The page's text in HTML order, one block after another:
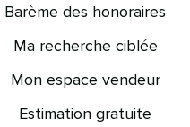
Barème des honoraires
Ma recherche ciblée
Mon espace vendeur
Estimation gratuite